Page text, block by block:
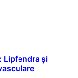
Lipfendra și